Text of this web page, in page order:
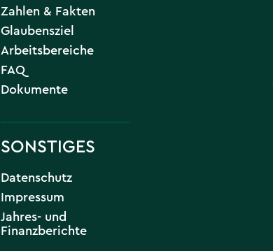
Zahlen & Fakten
Glaubensziel
Arbeitsbereiche
FAQ
Dokumente
SONSTIGES
Datenschutz
Impressum
Jahres- und
Finanzberichte